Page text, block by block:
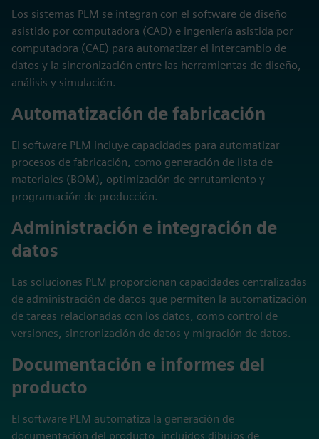
Los sistemas PLM se integran con el software de diseño
asistido por computadora (CAD) e ingeniería asistida por
computadora (CAE) para automatizar el intercambio de
datos y la sincronización entre las herramientas de diseño,
análisis y simulación.
Automatización de fabricación
El software PLM incluye capacidades para automatizar
procesos de fabricación, como generación de lista de
materiales (BOM), optimización de enrutamiento y
programación de producción.
Administración e integración de
datos
Las soluciones PLM proporcionan capacidades centralizadas
de administración de datos que permiten la automatización
de tareas relacionadas con los datos, como control de
versiones, sincronización de datos y migración de datos.
Documentación e informes del
producto
El software PLM automatiza la generación de
documentación del producto, incluidos dibujos de